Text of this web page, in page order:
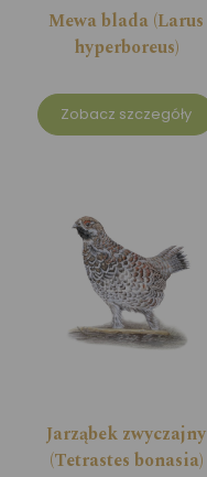
Mewa blada (Larus
hyperboreus)
Zobacz szczegóły
Jarząbek zwyczajny
(Tetrastes bonasia)